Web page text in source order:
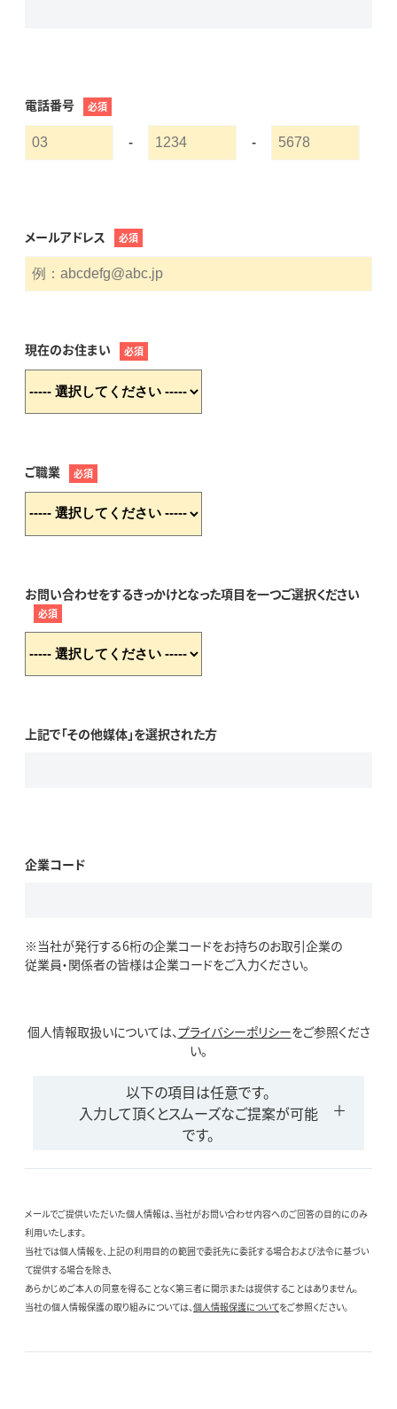
電話番号 必須
- -
メールアドレス 必須
現在のお住まい 必須
ご職業 必須
お問い合わせをするきっかけとなった項目を一つご選択ください
必須
上記で「その他媒体」を選択された方
企業コード
※当社が発行する6桁の企業コードをお持ちのお取引企業の
従業員・関係者の皆様は企業コードをご入力ください。
個人情報取扱いについては、プライバシーポリシーをご参照くださ
い。
以下の項目は任意です。
入力して頂くとスムーズなご提案が可能
です。
メールでご提供いただいた個人情報は、当社がお問い合わせ内容へのご回答の目的にのみ
利用いたします。
当社では個人情報を、上記の利用目的の範囲で委託先に委託する場合および法令に基づい
て提供する場合を除き、
あらかじめご本人の同意を得ることなく第三者に開示または提供することはありません。
当社の個人情報保護の取り組みについては、個人情報保護についてをご参照ください。